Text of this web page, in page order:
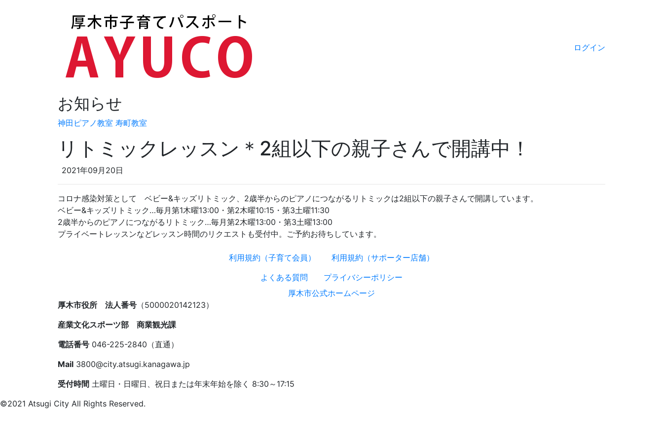
ログイン
お知らせ
神田ピアノ教室 寿町教室
リトミックレッスン＊2組以下の親子さんで開講中！
2021年09月20日
コロナ感染対策として ベビー&キッズリトミック、2歳半からのピアノにつながるリトミックは2組以下の親子さんで開講しています。
ベビー&キッズリトミック…毎月第1木曜13:00・第2木曜10:15・第3土曜11:30
2歳半からのピアノにつながるリトミック…毎月第2木曜13:00・第3土曜13:00
プライベートレッスンなどレッスン時間のリクエストも受付中。ご予約お待ちしています。
利用規約（子育て会員）
利用規約（サポーター店舗）
よくある質問
プライバシーポリシー
厚木市公式ホームページ
厚木市役所 法人番号 （5000020142123）
産業文化スポーツ部 商業観光課
電話番号 046-225-2840（直通）
Mail 3800@city.atsugi.kanagawa.jp
受付時間 土曜日・日曜日、祝日または年末年始を除く 8:30～17:15
©2021 Atsugi City All Rights Reserved.